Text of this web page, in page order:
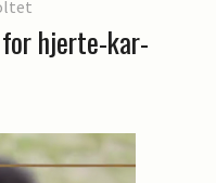
hjerte-kar-